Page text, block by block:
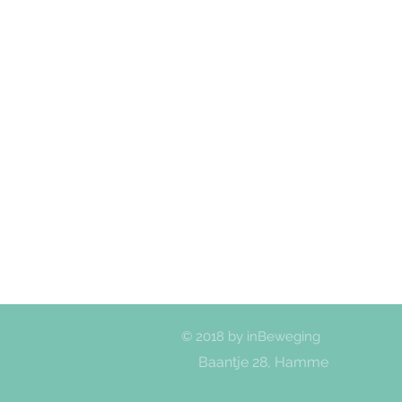
© 2018 by inBeweging
Baantje 28, Hamme